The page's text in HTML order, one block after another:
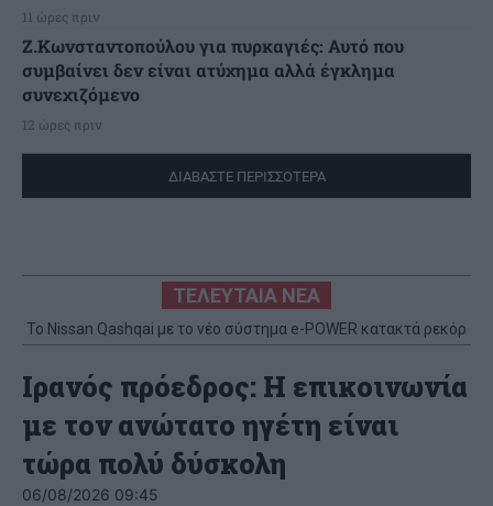
11 ώρες πριν
Ζ.Κωνσταντοπούλου για πυρκαγιές: Αυτό που
συμβαίνει δεν είναι ατύχημα αλλά έγκλημα
συνεχιζόμενο
12 ώρες πριν
ΔΙΑΒΑΣΤΕ ΠΕΡΙΣΣΟΤΕΡΑ